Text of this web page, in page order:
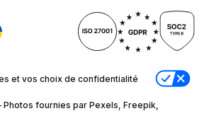
et vos choix de confidentialité
fournies par Pexels, Freepik,